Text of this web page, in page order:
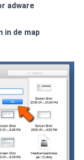
adware
in de map